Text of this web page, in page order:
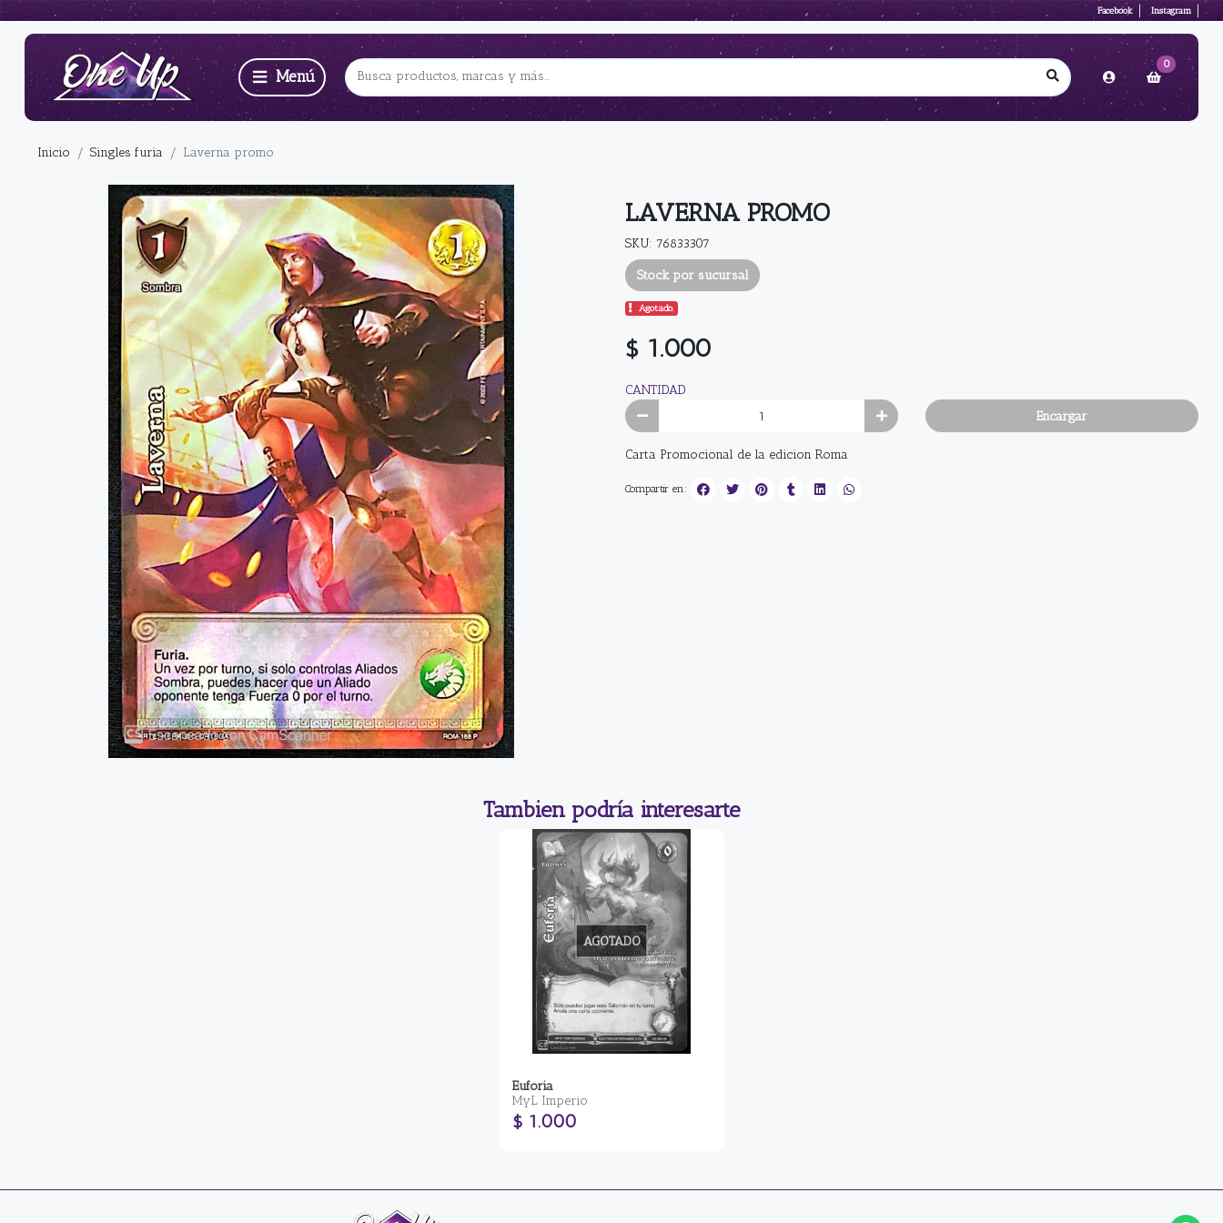
Facebook Instagram
0
Inicio Singles furia Laverna promo
LAVERNA PROMO
SKU: 76833307
Stock por sucursal
Agotado.
$ 1.000
CANTIDAD
Encargar
Carta Promocional de la edicion Roma
Compartir en:
Tambien podría interesarte
AGOTADO
Euforia
MyL Imperio
$ 1.000